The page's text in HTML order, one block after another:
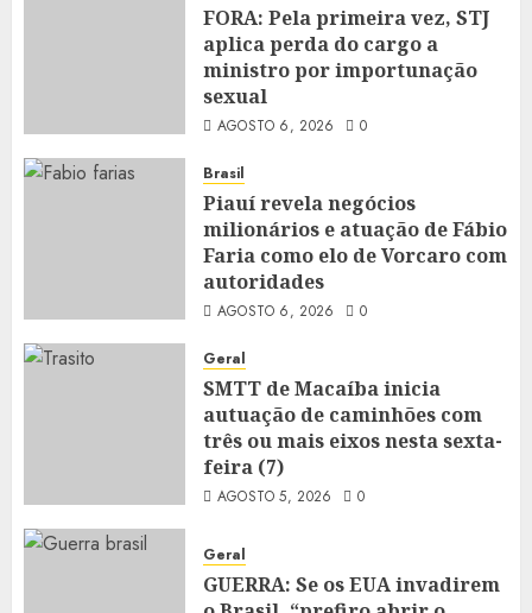
FORA: Pela primeira vez, STJ
aplica perda do cargo a
ministro por importunação
sexual
AGOSTO 6, 2026 0
Brasil
Piauí revela negócios
milionários e atuação de Fábio
Faria como elo de Vorcaro com
autoridades
AGOSTO 6, 2026 0
Geral
SMTT de Macaíba inicia
autuação de caminhões com
três ou mais eixos nesta sexta-
feira (7)
AGOSTO 5, 2026 0
Geral
GUERRA: Se os EUA invadirem